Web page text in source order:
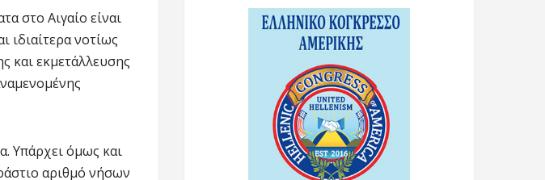
στο Αιγαίο είναι
ιδιαίτερα νοτίως
και εκμετάλλευσης
Υπάρχει όμως και
αριθμό νήσων